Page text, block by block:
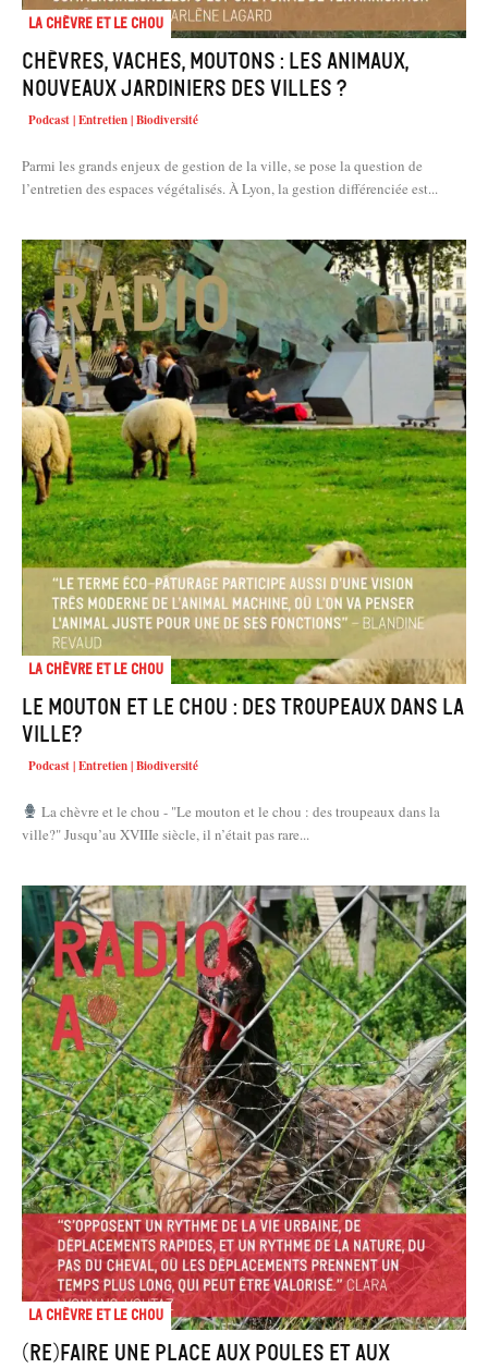
La chèvre et le chou
Chèvres, vaches, moutons : les animaux,
nouveaux jardiniers des villes ?
Podcast | Entretien | Biodiversité
Parmi les grands enjeux de gestion de la ville, se pose la question de
l’entretien des espaces végétalisés. À Lyon, la gestion différenciée est...
La chèvre et le chou
Le mouton et le chou : des troupeaux dans la
ville?
Podcast | Entretien | Biodiversité
La chèvre et le chou - "Le mouton et le chou : des troupeaux dans la
ville?" Jusqu’au XVIIIe siècle, il n’était pas rare...
La chèvre et le chou
(Re)faire une place aux poules et aux